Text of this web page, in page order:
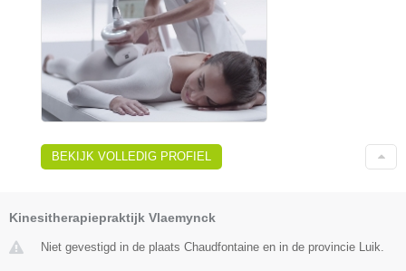
BEKIJK VOLLEDIG PROFIEL
Kinesitherapiepraktijk Vlaemynck
Niet gevestigd in de plaats Chaudfontaine en in de provincie Luik.